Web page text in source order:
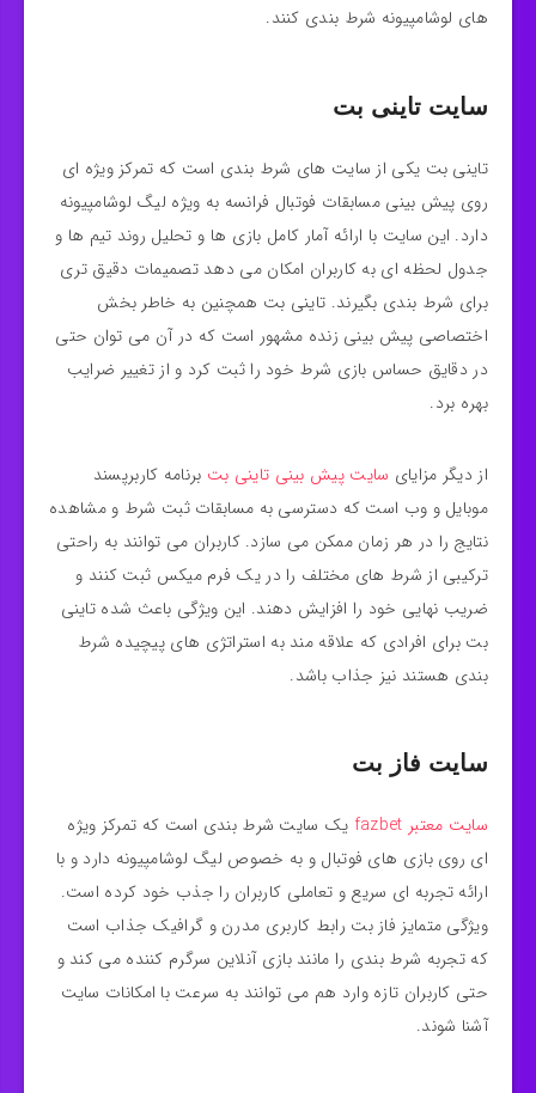
های لوشامپیونه شرط‌ بندی کنند.
سایت تاینی بت
تاینی بت یکی از سایت‌ های شرط‌ بندی است که تمرکز ویژه‌ ای
روی پیش‌ بینی مسابقات فوتبال فرانسه به‌ ویژه لیگ لوشامپیونه
دارد. این سایت با ارائه آمار کامل بازی‌ ها و تحلیل روند تیم‌ ها و
جدول لحظه‌ ای به کاربران امکان می‌ دهد تصمیمات دقیق‌ تری
برای شرط‌ بندی بگیرند. تاینی بت همچنین به خاطر بخش
اختصاصی پیش‌ بینی زنده مشهور است که در آن می‌ توان حتی
در دقایق حساس بازی شرط خود را ثبت کرد و از تغییر ضرایب
بهره برد.
از دیگر مزایای سایت پیش بینی تاینی بت برنامه کاربرپسند
موبایل و وب است که دسترسی به مسابقات ثبت شرط و مشاهده
نتایج را در هر زمان ممکن می‌ سازد. کاربران می‌ توانند به راحتی
ترکیبی از شرط‌ های مختلف را در یک فرم میکس ثبت کنند و
ضریب نهایی خود را افزایش دهند. این ویژگی باعث شده تاینی
بت برای افرادی که علاقه‌ مند به استراتژی‌ های پیچیده شرط‌
بندی هستند نیز جذاب باشد.
سایت فاز بت
سایت معتبر fazbet
یک سایت شرط‌ بندی است که تمرکز ویژه‌
ای روی بازی‌ های فوتبال و به‌ خصوص لیگ لوشامپیونه دارد و با
ارائه تجربه‌ ای سریع و تعاملی کاربران را جذب خود کرده است.
ویژگی متمایز فاز بت رابط کاربری مدرن و گرافیک جذاب است
که تجربه شرط‌ بندی را مانند بازی آنلاین سرگرم‌ کننده می‌ کند و
حتی کاربران تازه وارد هم می‌ توانند به سرعت با امکانات سایت
آشنا شوند.